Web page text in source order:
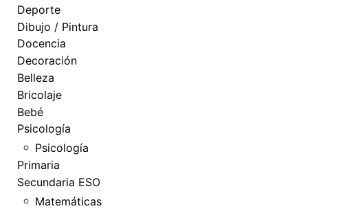
Deporte
Dibujo / Pintura
Docencia
Decoración
Belleza
Bricolaje
Bebé
Psicología
Psicología
Primaria
Secundaria ESO
Matemáticas